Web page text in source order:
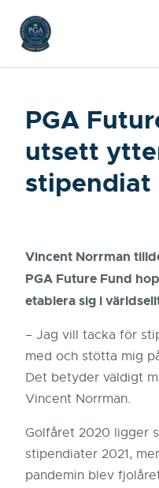
PGA
utsett
stipendiat
Vincent Norrman
PGA Future Fund
etablera sig i
– Jag vill tacka för
med och stötta mig
Det betyder väldigt
Vincent Norrman.
Golfåret 2020 ligger
stipendiater 2021,
pandemin blev